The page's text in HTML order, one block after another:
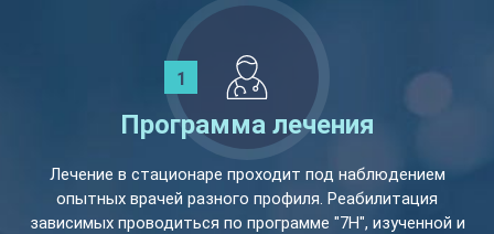
Программа лечения
Лечение в стационаре проходит под наблюдением
опытных врачей разного профиля. Реабилитация
зависимых проводиться по программе "7Н", изученной и